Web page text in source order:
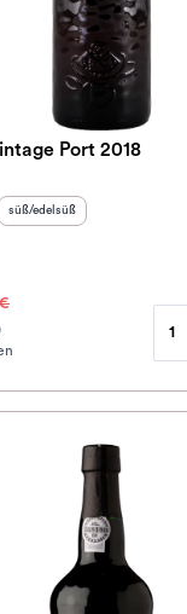
Port 2018
:
Geschmack:
süß/edelsüß
1